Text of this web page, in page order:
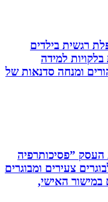
בילדים
למידה
ומנחה סדנאות של
”פסיכותרפיה
צעירים ומבוגרים
האישי,